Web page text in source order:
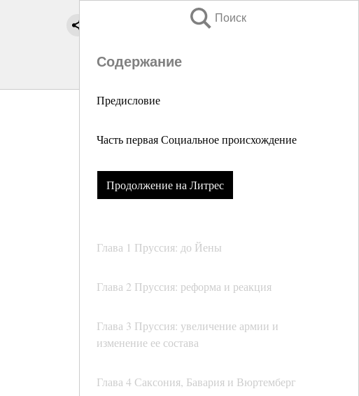
Поиск
Содержание
Предисловие
Часть первая Социальное происхождение
Продолжение на Литрес
Глава 1 Пруссия: до Йены
Глава 2 Пруссия: реформа и реакция
Глава 3 Пруссия: увеличение армии и
изменение ее состава
Глава 4 Саксония, Бавария и Вюртемберг